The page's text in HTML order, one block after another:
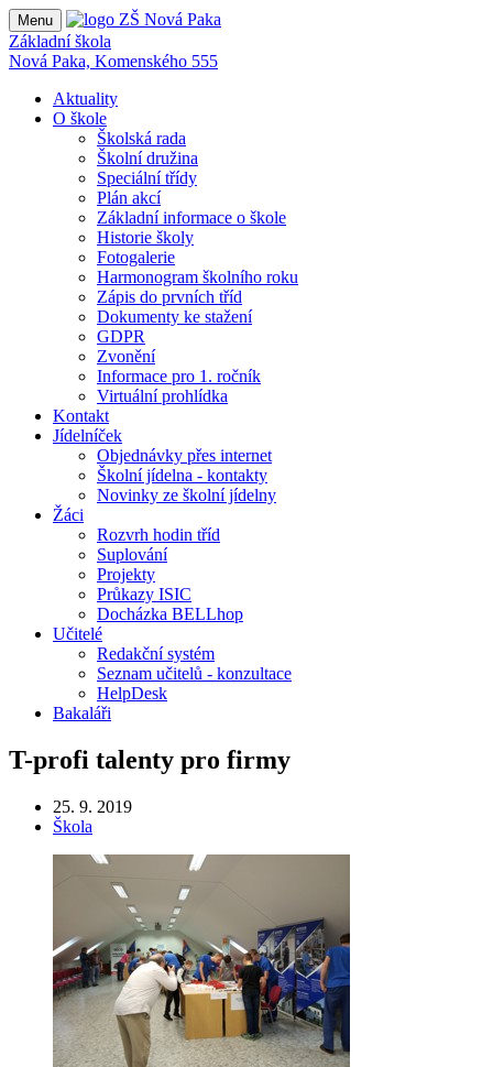
Menu
Základní škola
Nová Paka, Komenského 555
Aktuality
O škole
Školská rada
Školní družina
Speciální třídy
Plán akcí
Základní informace o škole
Historie školy
Fotogalerie
Harmonogram školního roku
Zápis do prvních tříd
Dokumenty ke stažení
GDPR
Zvonění
Informace pro 1. ročník
Virtuální prohlídka
Kontakt
Jídelníček
Objednávky přes internet
Školní jídelna - kontakty
Novinky ze školní jídelny
Žáci
Rozvrh hodin tříd
Suplování
Projekty
Průkazy ISIC
Docházka BELLhop
Učitelé
Redakční systém
Seznam učitelů - konzultace
HelpDesk
Bakaláři
T-profi talenty pro firmy
25. 9. 2019
Škola